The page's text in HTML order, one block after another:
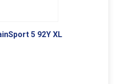
5 92Y XL